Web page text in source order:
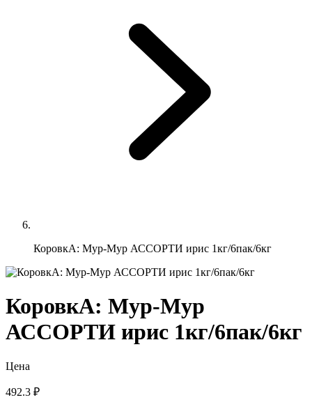
КоровкА: Мур-Мур АССОРТИ ирис 1кг/6пак/6кг
КоровкА: Мур-Мур
АССОРТИ ирис 1кг/6пак/6кг
Цена
492.3 ₽